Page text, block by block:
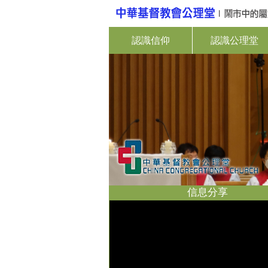
認識信仰 認識公理堂
信息分享